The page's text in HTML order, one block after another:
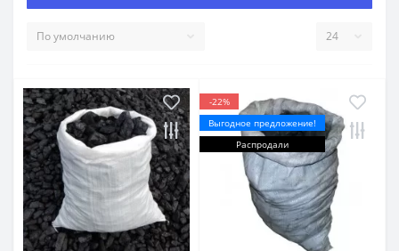
-22%
Выгодное предложение!
Распродали